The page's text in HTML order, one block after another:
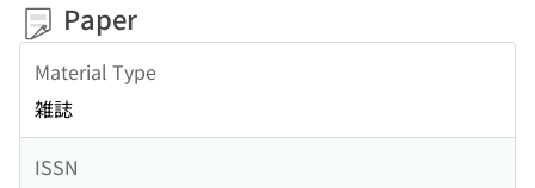
Paper
Material Type
雑誌
ISSN